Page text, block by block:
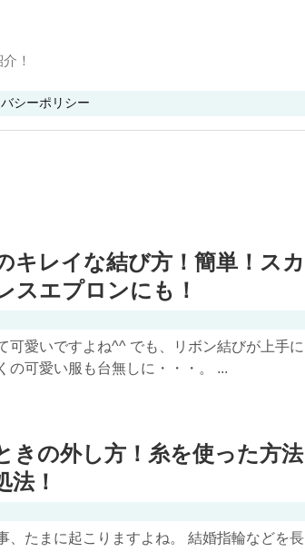
！
シーポリシー
キレイな結び方！簡単！スカ
スエプロンにも！
可愛いですよね^^ でも、リボン結びが上手に
の可愛い服も台無しに・・・。 ...
きの外し方！糸を使った方法
法！
、たまに起こりますよね。 結婚指輪などを長